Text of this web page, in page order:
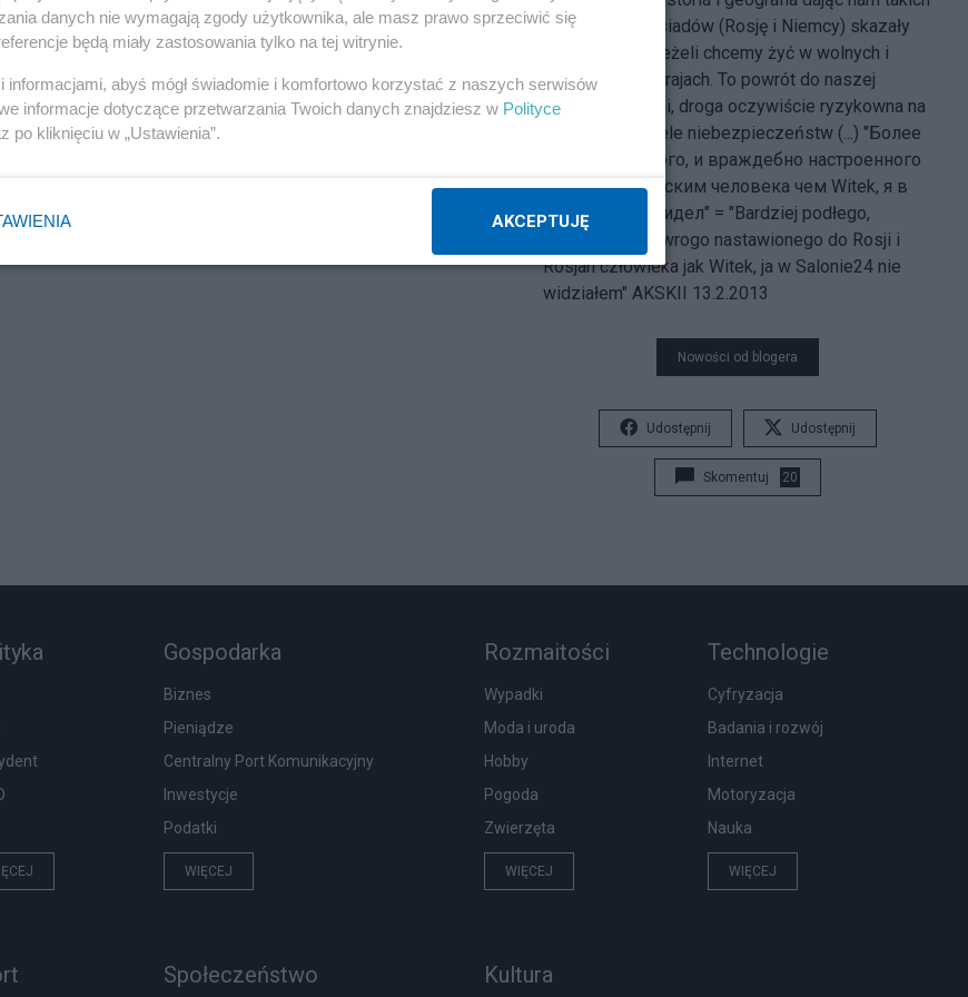
a nie innych sąsiadów (Rosję i Niemcy) skazały
nas na sojusz, jeżeli chcemy żyć w wolnych i
niepodległych krajach. To powrót do naszej
wspólnej historii, droga oczywiście ryzykowna na
której czyha wiele niebezpieczeństw (...) "Более
подлого, низкого, и враждебно настроенного
к России и русским человека чем Witek, я в
Салоне24 не видел" = "Bardziej podłego,
nikczemnego i wrogo nastawionego do Rosji i
Rosjan człowieka jak Witek, ja w Salonie24 nie
widziałem" AKSKII 13.2.2013
Nowości od blogera
Udostępnij Udostępnij
Skomentuj 20
Gospodarka
Biznes
Pieniądze
Centralny Port Komunikacyjny
Inwestycje
Podatki
WIĘCEJ
Rozmaitości
Wypadki
Moda i uroda
Hobby
Pogoda
Zwierzęta
WIĘCEJ
Technologie
Cyfryzacja
Badania i rozwój
Internet
Motoryzacja
Nauka
WIĘCEJ
Społeczeństwo Kultura
danych nie wymagają zgody użytkownika, ale masz prawo sprzeciwić się
będą miały zastosowania tylko na tej witrynie.
informacjami, abyś mógł świadomie i komfortowo korzystać z naszych serwisów
informacje dotyczące przetwarzania Twoich danych znajdziesz w Polityce
po kliknięciu w „Ustawienia”.
AKCEPTUJĘ